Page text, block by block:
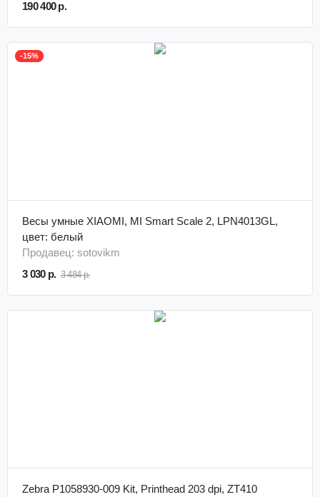
190 400 р.
-15%
Весы умные XIAOMI, MI Smart Scale 2, LPN4013GL,
цвет: белый
Продавец: sotovikm
3 030 р. 3 484 р.
Zebra P1058930-009 Kit, Printhead 203 dpi, ZT410